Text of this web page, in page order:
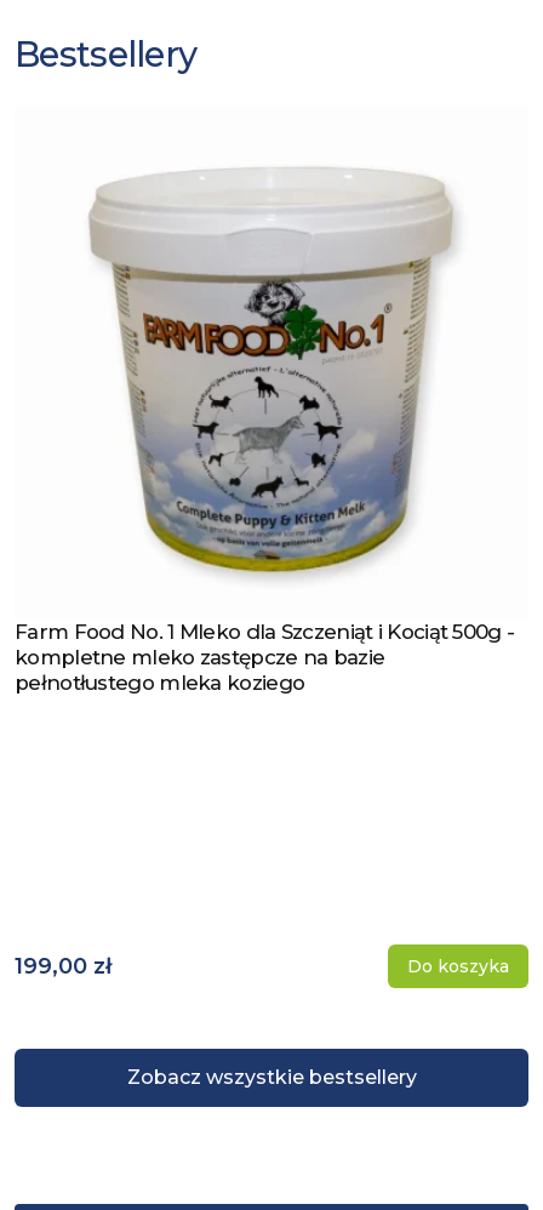
Bestsellery
Zobacz wszystkie bestsellery
Zobacz produkt
Farm Food No. 1 Mleko dla Szczeniąt i Kociąt 500g -
kompletne mleko zastępcze na bazie
pełnotłustego mleka koziego
199,00 zł Do koszyka